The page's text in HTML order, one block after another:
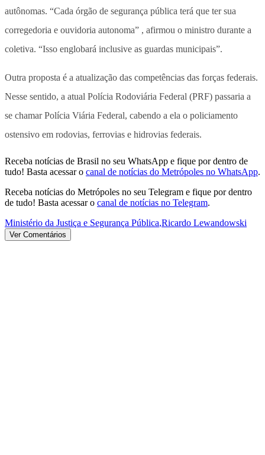
autônomas. “Cada órgão de segurança pública terá que ter sua
corregedoria e ouvidoria autonoma” , afirmou o ministro durante a
coletiva. “Isso englobará inclusive as guardas municipais”.
Outra proposta é a atualização das competências das forças federais.
Nesse sentido, a atual Polícia Rodoviária Federal (PRF) passaria a
se chamar Polícia Viária Federal, cabendo a ela o policiamento
ostensivo em rodovias, ferrovias e hidrovias federais.
Receba notícias de Brasil no seu WhatsApp e fique por dentro de
tudo! Basta acessar o canal de notícias do Metrópoles no WhatsApp.
Receba notícias do Metrópoles no seu Telegram e fique por dentro
de tudo! Basta acessar o canal de notícias no Telegram.
Ministério da Justiça e Segurança Pública,Ricardo Lewandowski
Ver Comentários